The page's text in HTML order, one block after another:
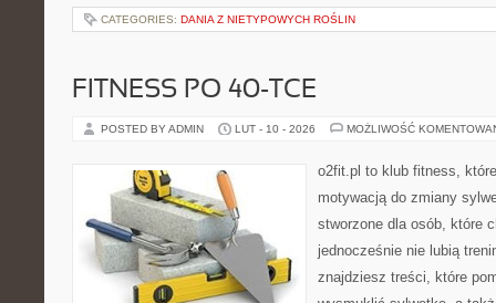
CATEGORIES: DANIA Z NIETYPOWYCH ROŚLIN
FITNESS PO 40-TCE
POSTED BY ADMIN LUT - 10 - 2026 MOŻLIWOŚĆ
o2fit.pl to klub fitness,
motywacją do zmiany
stworzone dla osób, które
jednocześnie nie lubią
znajdziesz treści, które